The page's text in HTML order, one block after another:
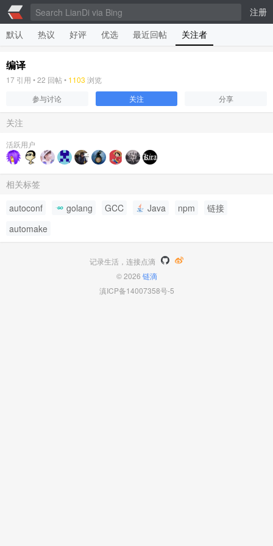
注册
默认
热议 好评 优选 最近回帖 关注者
编译
17 引用 •22 回帖 • 1103 浏览
参与讨论
关注 分享
关注
活跃用户
相关标签
autoconf
golang GCC Java npm
链接
automake
记录生活，连接点滴
© 2026 链滴
滇ICP备14007358号-5